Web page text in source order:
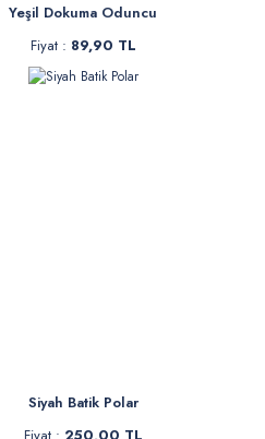
Yeşil Dokuma Oduncu
Fiyat : 89,90 TL
Siyah Batik Polar